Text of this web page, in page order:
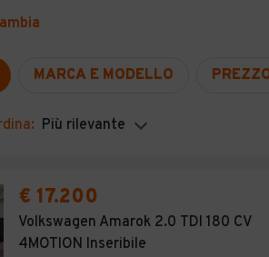
termine
MARCA E MODELLO
Più rilevante
€ 17.200
Volkswagen Amarok 2.0 TDI 180 CV
4MOTION Inseribile